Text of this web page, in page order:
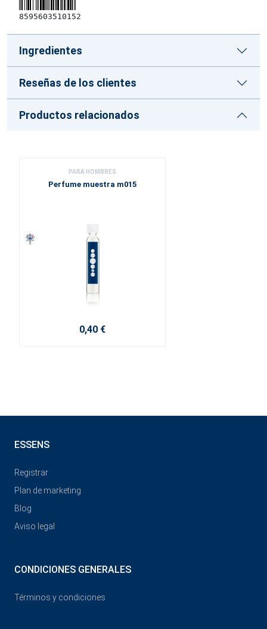
8595603510152
Ingredientes
Reseñas de los clientes
Productos relacionados
PARA HOMBRES
Perfume muestra m015
0,40 €
ESSENS
Registrar
Plan de marketing
Blog
Aviso legal
CONDICIONES GENERALES
Términos y condiciones